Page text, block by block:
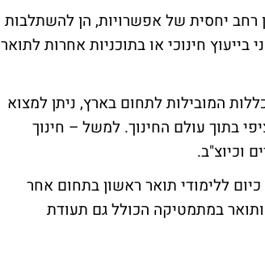
רחב יחסית של אפשרויות, הן להשתלבות
חינוכי או בתוכניות אחרות לתואר
המובילות לתחום בארץ, ניתן למצוא
בתוך עולם החינוך. למשל – חינוך
וכיוצ"ב.
ללימודי תואר ראשון בתחום אחר
ותואר במתמטיקה הכולל גם תעודת